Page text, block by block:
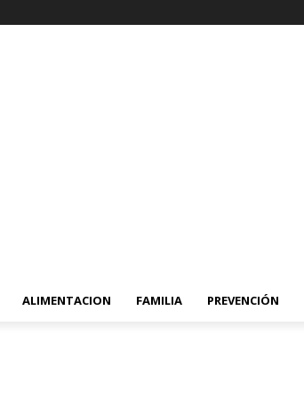
ALIMENTACION FAMILIA PREVENCIÓN